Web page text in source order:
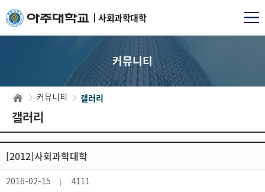
사회과학대학
커뮤니티
커뮤니티 갤러리
갤러리
[2012]사회과학대학
2016-02-15 4111